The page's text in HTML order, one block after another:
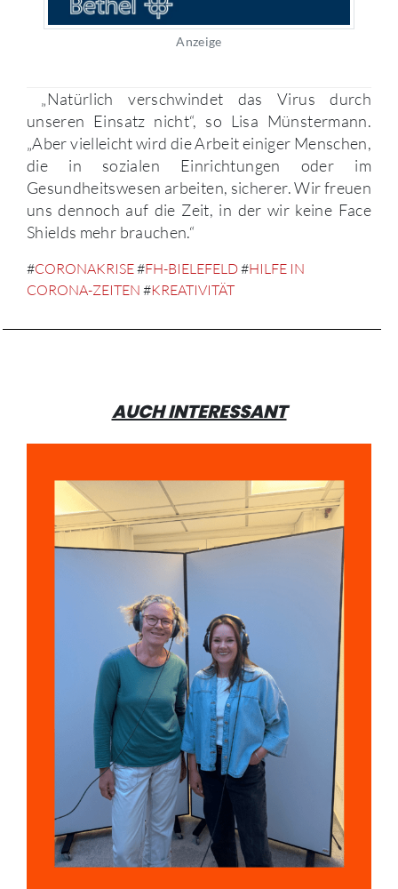
Anzeige
„Natürlich verschwindet das Virus durch
unseren Einsatz nicht“, so Lisa Münstermann.
„Aber vielleicht wird die Arbeit einiger Menschen,
die in sozialen Einrichtungen oder im
Gesundheitswesen arbeiten, sicherer. Wir freuen
uns dennoch auf die Zeit, in der wir keine Face
Shields mehr brauchen.“
#CORONAKRISE#FH-BIELEFELD#HILFE IN
CORONA-ZEITEN #KREATIVITÄT
AUCH INTERESSANT